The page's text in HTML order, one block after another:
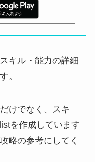
キル・能力の詳細
。
けでなく、スキ
を作成しています
略の参考にしてく